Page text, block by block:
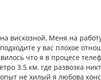
вискозной, Меня на
у вас плохое
что я в процесе
3.5 км. где развозка
не хилый я любова